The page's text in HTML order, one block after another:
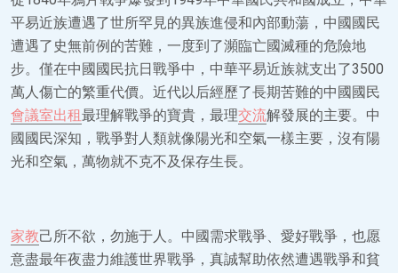
平易近族遭遇了世所罕見的異族進侵和內部動蕩，中國國民
遭遇了史無前例的苦難，一度到了瀕臨亡國滅種的危險地
步。僅在中國國民抗日戰爭中，中華平易近族就支出了3500
萬人傷亡的繁重代價。近代以后經歷了長期苦難的中國國民
會議室出租最理解戰爭的寶貴，最理交流解發展的主要。中
國國民深知，戰爭對人類就像陽光和空氣一樣主要，沒有陽
光和空氣，萬物就不克不及保存生長。
家教己所不欲，勿施于人。中國需求戰爭、愛好戰爭，也愿
意盡最年夜盡力維護世界戰爭，真誠幫助依然遭遇戰爭和貧